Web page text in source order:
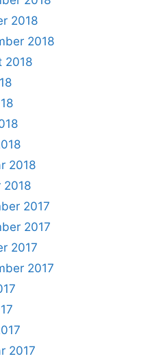
2018
2018
2018
2018
2018
2017
2017
2017
2017
2017